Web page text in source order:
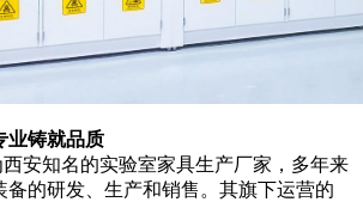
业铸就品质
知名的实验室家具生产厂家，多年来
备的研发、生产和销售。其旗下运营的